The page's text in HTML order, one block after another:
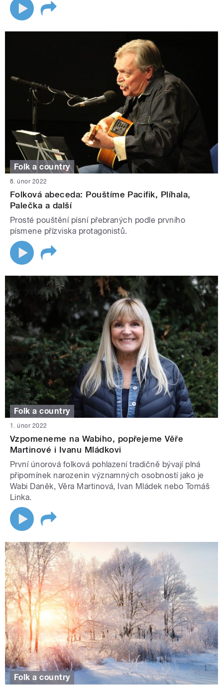
Folk a country
8. únor 2022
Folková abeceda: Pouštíme Pacifik, Plíhala,
Palečka a další
Prosté pouštění písní přebraných podle prvního
písmene přízviska protagonistů.
Folk a country
1. únor 2022
Vzpomeneme na Wabiho, popřejeme Věře
Martinové i Ivanu Mládkovi
První únorová folková pohlazení tradičně bývají plná
připomínek narozenin významných osobností jako je
Wabi Daněk, Věra Martinová, Ivan Mládek nebo Tomáš
Linka.
Folk a country